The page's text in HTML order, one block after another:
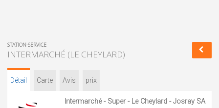
STATION-SERVICE
INTERMARCHÉ (LE CHEYLARD)
Détail Carte Avis prix
Intermarché - Super - Le Cheylard - Josray SA